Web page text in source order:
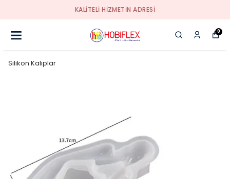
KALİTELİ HİZMETİN ADRESİ
0
Silikon Kalıplar